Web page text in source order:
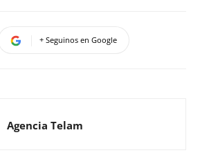
+ Seguinos en Google
Agencia Telam